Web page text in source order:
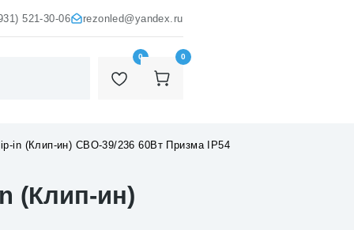
521-30-06 rezonled@yandex.ru
0 0
in (Клип-ин) СВО-39/236 60Вт Призма IP54
(Клип-ин)